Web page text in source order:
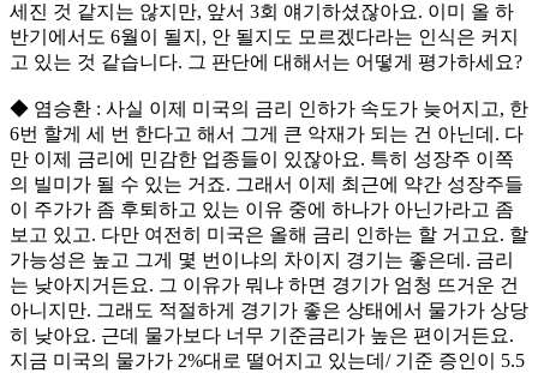
세진 것 같지는 않지만, 앞서 3회 얘기하셨잖아요. 이미 올 하
반기에서도 6월이 될지, 안 될지도 모르겠다라는 인식은 커지
고 있는 것 같습니다. 그 판단에 대해서는 어떻게 평가하세요?
◆ 염승환 : 사실 이제 미국의 금리 인하가 속도가 늦어지고, 한
6번 할게 세 번 한다고 해서 그게 큰 악재가 되는 건 아닌데. 다
만 이제 금리에 민감한 업종들이 있잖아요. 특히 성장주 이쪽
의 빌미가 될 수 있는 거죠. 그래서 이제 최근에 약간 성장주들
이 주가가 좀 후퇴하고 있는 이유 중에 하나가 아닌가라고 좀
보고 있고. 다만 여전히 미국은 올해 금리 인하는 할 거고요. 할
가능성은 높고 그게 몇 번이냐의 차이지 경기는 좋은데. 금리
는 낮아지거든요. 그 이유가 뭐냐 하면 경기가 엄청 뜨거운 건
아니지만. 그래도 적절하게 경기가 좋은 상태에서 물가가 상당
히 낮아요. 근데 물가보다 너무 기준금리가 높은 편이거든요.
지금 미국의 물가가 2%대로 떨어지고 있는데/ 기준 증인이 5.5